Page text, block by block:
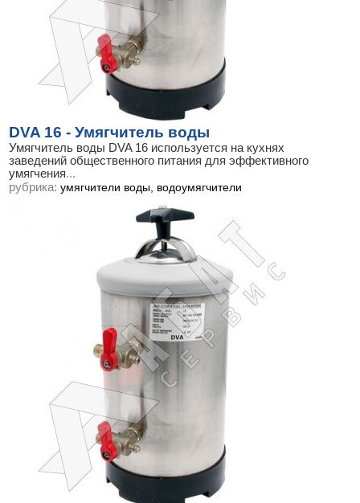
DVA 16 - Умягчитель воды
Умягчитель воды DVA 16 используется на кухнях
заведений общественного питания для эффективного
умягчения...
рубрика: умягчители воды, водоумягчители